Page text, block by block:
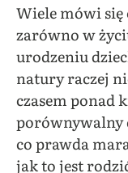
Wiele mówi się
zarówno w
urodzeniu
natury raczej
czasem ponad
porównywalny
co prawda
jak to jest